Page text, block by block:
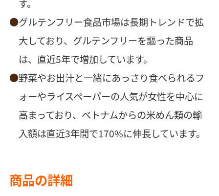
す。
グルテンフリー食品市場は長期トレンドで拡
大しており、グルテンフリーを謳った商品
は、直近5年で増加しています。
野菜やお出汁と一緒にあっさり食べられるフ
ォーやライスペーパーの人気が女性を中心に
高まっており、ベトナムからの米めん類の輸
入額は直近3年間で170%に伸長しています。
商品の詳細